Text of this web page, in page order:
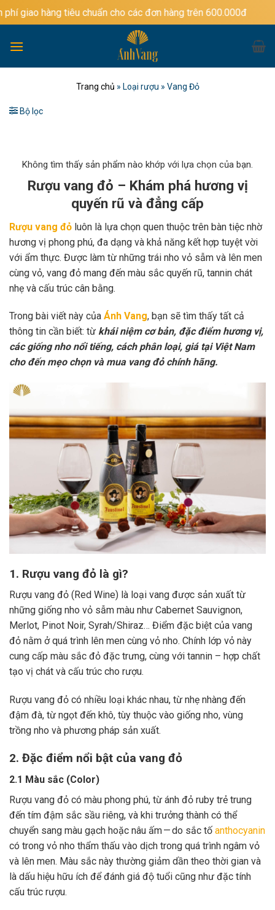
Bỏ
qua
dung
chuẩn cho các đơn hàng trên 600.000đ
Trang chủ » Loại rượu » Vang Đỏ
Bộ lọc
Không tìm thấy sản phẩm nào khớp với lựa chọn của bạn.
Rượu vang đỏ – Khám phá hương vị
quyến rũ và đẳng cấp
Rượu vang đỏ luôn là lựa chọn quen thuộc trên bàn tiệc nhờ
hương vị phong phú, đa dạng và khả năng kết hợp tuyệt vời
với ẩm thực. Được làm từ những trái nho vỏ sẫm và lên men
cùng vỏ, vang đỏ mang đến màu sắc quyến rũ, tannin chát
nhẹ và cấu trúc cân bằng.
Trong bài viết này của Ánh Vang, bạn sẽ tìm thấy tất cả
thông tin cần biết: từ khái niệm cơ bản, đặc điểm hương vị,
các giống nho nổi tiếng, cách phân loại, giá tại Việt Nam
cho đến mẹo chọn và mua vang đỏ chính hãng.
1. Rượu vang đỏ là gì?
Rượu vang đỏ (Red Wine) là loại vang được sản xuất từ
những giống nho vỏ sẫm màu như Cabernet Sauvignon,
Merlot, Pinot Noir, Syrah/Shiraz… Điểm đặc biệt của vang
đỏ nằm ở quá trình lên men cùng vỏ nho. Chính lớp vỏ này
cung cấp màu sắc đỏ đặc trưng, cùng với tannin – hợp chất
tạo vị chát và cấu trúc cho rượu.
Rượu vang đỏ có nhiều loại khác nhau, từ nhẹ nhàng đến
đậm đà, từ ngọt đến khô, tùy thuộc vào giống nho, vùng
trồng nho và phương pháp sản xuất.
2. Đặc điểm nổi bật của vang đỏ
2.1 Màu sắc (Color)
Rượu vang đỏ có màu phong phú, từ ánh đỏ ruby trẻ trung
đến tím đậm sắc sầu riêng, và khi trưởng thành có thể
chuyển sang màu gạch hoặc nâu ấm — do sắc tố anthocyanin
có trong vỏ nho thẩm thấu vào dịch trong quá trình ngâm vỏ
và lên men. Màu sắc này thường giảm dần theo thời gian và
là dấu hiệu hữu ích để đánh giá độ tuổi cũng như đặc tính
cấu trúc rượu.